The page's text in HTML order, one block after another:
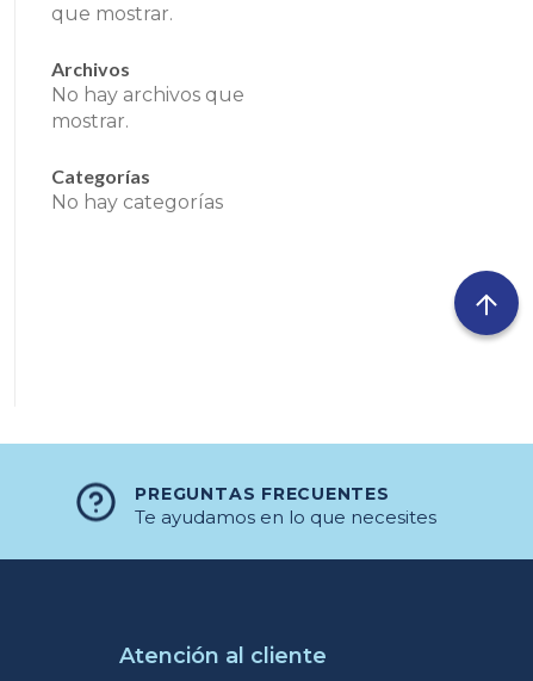
que mostrar.
Archivos
No hay archivos que
mostrar.
Categorías
No hay categorías
PREGUNTAS FRECUENTES
Te ayudamos en lo que necesites
Atención al cliente